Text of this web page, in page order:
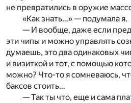
не превратились в оружие
«Как знать…» — подумала я.
— И вообще, даже если
эти чипы и можно управлять
думаешь, это два одинаковых
и визиткой и тот, с помощью
можно? Что-то я сомневаюсь,
баксов стоить…
— Так ты что, еще и сама